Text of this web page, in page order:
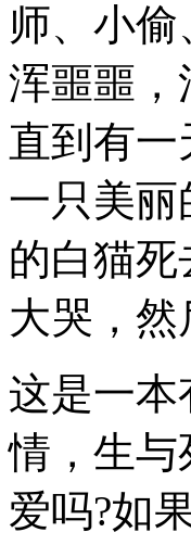
师、小
浑噩噩，
直到有
一只美
的白猫
大哭，然
这是一
情，生与
爱吗?如